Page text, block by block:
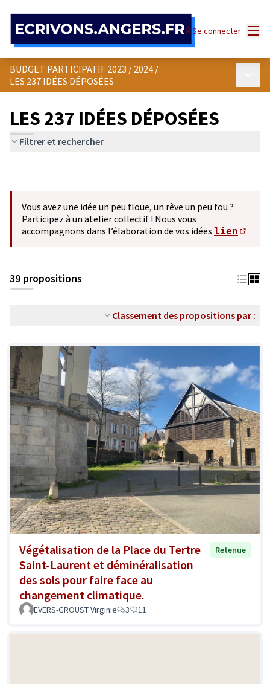
Se connecter
BUDGET PARTICIPATIF 2023 / 2024 /
LES 237 IDÉES DÉPOSÉES
LES 237 IDÉES DÉPOSÉES
Filtrer et rechercher
Vous avez une idée un peu floue, un rêve un peu fou ?
Participez à un atelier collectif ! Nous vous
accompagnons dans l’élaboration de vos idées lien
39 propositions
Classement des propositions par :
Végétalisation de la Place du Tertre
Saint-Laurent et déminéralisation
des sols pour faire face au
changement climatique.
Retenue
EVERS-GROUST Virginie 3 11